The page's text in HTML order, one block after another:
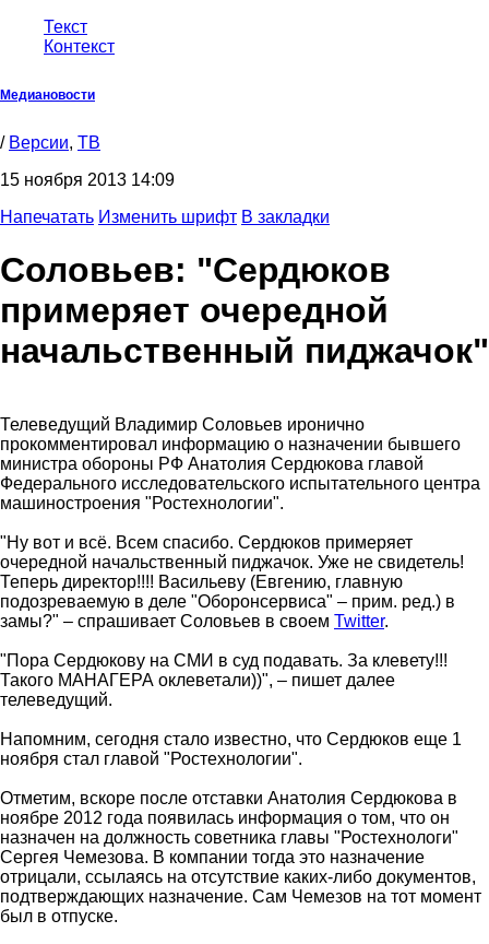
Текст
Контекст
Медиановости
/ Версии, ТВ
15 ноября 2013 14:09
Напечатать Изменить шрифт В закладки
Соловьев: "Сердюков
примеряет очередной
начальственный пиджачок"
Телеведущий Владимир Соловьев иронично
прокомментировал информацию о назначении бывшего
министра обороны РФ Анатолия Сердюкова главой
Федерального исследовательского испытательного центра
машиностроения "Ростехнологии".
"Ну вот и всё. Всем спасибо. Сердюков примеряет
очередной начальственный пиджачок. Уже не свидетель!
Теперь директор!!!! Васильеву (Евгению, главную
подозреваемую в деле "Оборонсервиса" – прим. ред.) в
замы?" – спрашивает Соловьев в своем Twitter.
"Пора Сердюкову на СМИ в суд подавать. За клевету!!!
Такого МАНАГЕРА оклеветали))", – пишет далее
телеведущий.
Напомним, сегодня стало известно, что Сердюков еще 1
ноября стал главой "Ростехнологии".
Отметим, вскоре после отставки Анатолия Сердюкова в
ноябре 2012 года появилась информация о том, что он
назначен на должность советника главы "Ростехнологи"
Сергея Чемезова. В компании тогда это назначение
отрицали, ссылаясь на отсутствие каких-либо документов,
подтверждающих назначение. Сам Чемезов на тот момент
был в отпуске.